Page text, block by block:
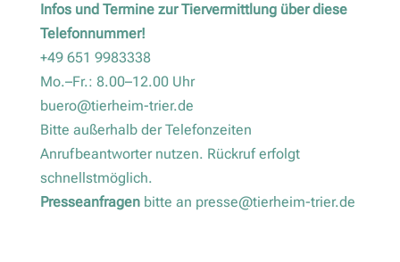
Infos und Termine zur Tiervermittlung über diese
Telefonnummer!
+49 651 9983338
Mo.–Fr.: 8.00–12.00 Uhr
buero@tierheim-trier.de
Bitte außerhalb der Telefonzeiten
Anrufbeantworter nutzen. Rückruf erfolgt
schnellstmöglich.
Presseanfragen bitte an presse@tierheim-trier.de